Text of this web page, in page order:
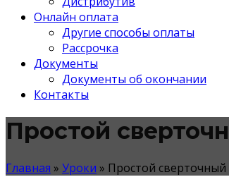
Онлайн оплата
Другие способы оплаты
Рассрочка
Документы
Документы об окончании
Контакты
Простой
Главная » Уроки » Простой сверточный